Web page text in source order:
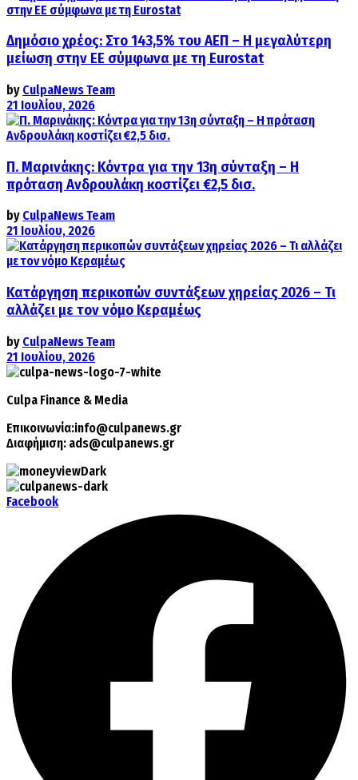
Δημόσιο χρέος: Στο 143,5% του ΑΕΠ – Η μεγαλύτερη
μείωση στην ΕΕ σύμφωνα με τη Eurostat
by CulpaNews Team
21 Ιουλίου, 2026
Π. Μαρινάκης: Κόντρα για την 13η σύνταξη – Η
πρόταση Ανδρουλάκη κοστίζει €2,5 δισ.
by CulpaNews Team
21 Ιουλίου, 2026
Κατάργηση περικοπών συντάξεων χηρείας 2026 – Τι
αλλάζει με τον νόμο Κεραμέως
by CulpaNews Team
21 Ιουλίου, 2026
Culpa Finance & Media
Επικοινωνία:info@culpanews.gr
Διαφήμιση: ads@culpanews.gr
Facebook